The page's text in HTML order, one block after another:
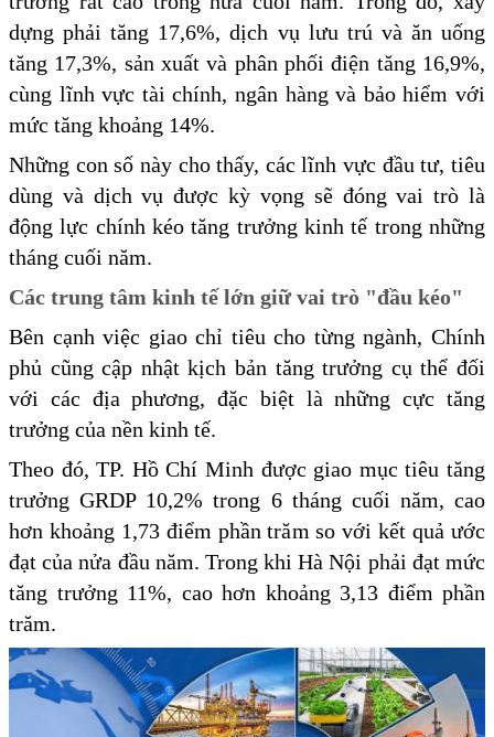
dựng phải tăng 17,6%, dịch vụ lưu trú và ăn uống
tăng 17,3%, sản xuất và phân phối điện tăng 16,9%,
cùng lĩnh vực tài chính, ngân hàng và bảo hiểm với
mức tăng khoảng 14%.
Những con số này cho thấy, các lĩnh vực đầu tư, tiêu
dùng và dịch vụ được kỳ vọng sẽ đóng vai trò là
động lực chính kéo tăng trưởng kinh tế trong những
tháng cuối năm.
Các trung tâm kinh tế lớn giữ vai trò "đầu kéo"
Bên cạnh việc giao chỉ tiêu cho từng ngành, Chính
phủ cũng cập nhật kịch bản tăng trưởng cụ thể đối
với các địa phương, đặc biệt là những cực tăng
trưởng của nền kinh tế.
Theo đó, TP. Hồ Chí Minh được giao mục tiêu tăng
trưởng GRDP 10,2% trong 6 tháng cuối năm, cao
hơn khoảng 1,73 điểm phần trăm so với kết quả ước
đạt của nửa đầu năm. Trong khi Hà Nội phải đạt mức
tăng trưởng 11%, cao hơn khoảng 3,13 điểm phần
trăm.